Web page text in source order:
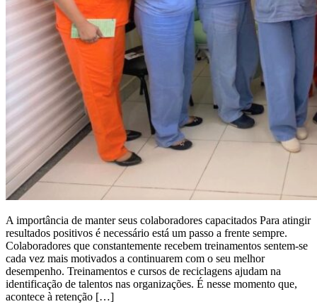
A importância de manter seus colaboradores capacitados Para atingir
resultados positivos é necessário está um passo a frente sempre.
Colaboradores que constantemente recebem treinamentos sentem-se
cada vez mais motivados a continuarem com o seu melhor
desempenho. Treinamentos e cursos de reciclagens ajudam na
identificação de talentos nas organizações. É nesse momento que,
acontece à retenção […]